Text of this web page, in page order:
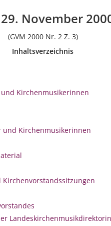
November
(GVM 2000 Nr. 2 Z. 3)
Inhaltsverzeichnis
Kirchenmusikerinnen
und Kirchenmusikerinnen
Landeskirchenmusikdirektorin